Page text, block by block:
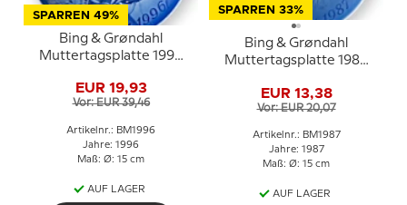
SPARREN 49%
Bing & Grøndahl
Muttertagsplatte 1996
EUR 19,93
Vor: EUR 39,46
Artikelnr.: BM1996
Jahre: 1996
Maß: Ø: 15 cm
AUF LAGER
SPARREN 33%
Bing & Grøndahl
Muttertagsplatte 1987
EUR 13,38
Vor: EUR 20,07
Artikelnr.: BM1987
Jahre: 1987
Maß: Ø: 15 cm
AUF LAGER